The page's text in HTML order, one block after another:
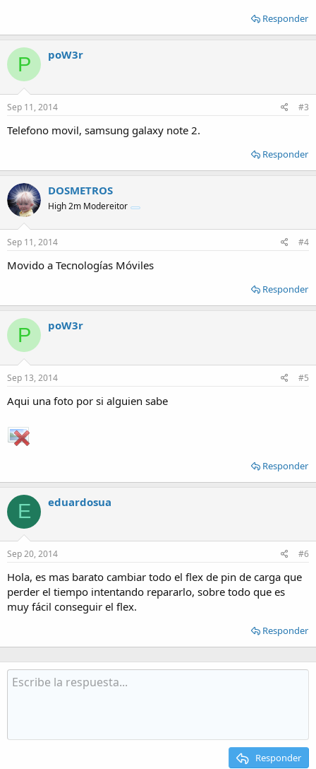
Responder
P poW3r
Sep 11, 2014 #3
Telefono movil, samsung galaxy note 2.
Responder
DOSMETROS
High 2m Modereitor
Sep 11, 2014 #4
Movido a Tecnologías Móviles
Responder
P poW3r
Sep 13, 2014 #5
Aqui una foto por si alguien sabe
Responder
E eduardosua
Sep 20, 2014 #6
Hola, es mas barato cambiar todo el flex de pin de carga que
perder el tiempo intentando repararlo, sobre todo que es
muy fácil conseguir el flex.
Responder
Responder